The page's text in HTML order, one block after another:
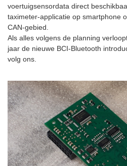
voertuigsensordata direct
taximeter-applicatie op smartphone
CAN-gebied.
Als alles volgens de planning
jaar de nieuwe BCI-Bluetooth
volg ons.